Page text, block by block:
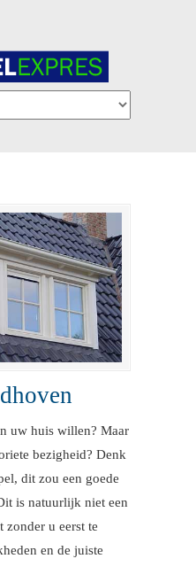
uw huis willen? Maar
bezigheid? Denk
dit zou een goede
is natuurlijk niet een
zonder u eerst te
en de juiste